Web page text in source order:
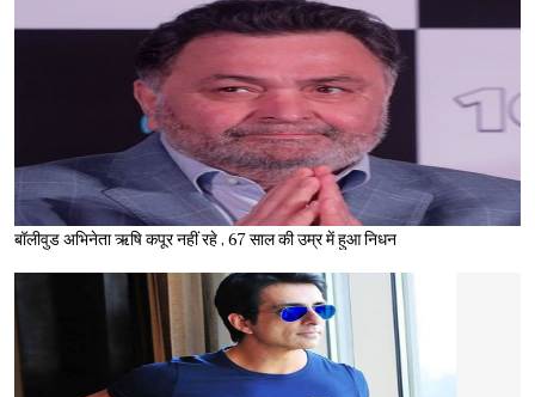
बॉलीवुड अभिनेता ऋषि कपूर नहीं रहे , 67 साल की उम्र में हुआ निधन